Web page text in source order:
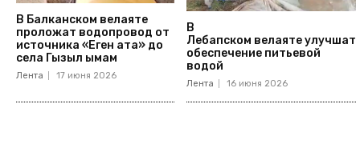
В Балканском велаяте
проложат водопровод от
источника «Еген ата» до
села Гызыл ымам
Лента 17 июня 2026
В
Лебапском велаяте улучшат
обеспечение питьевой
водой
Лента 16 июня 2026